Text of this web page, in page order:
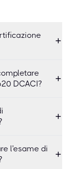
DCACI?
l'esame di